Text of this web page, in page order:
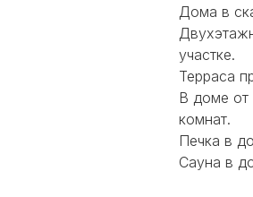
Дома в
участке.
Терраса
В доме от
комнат.
Печка в
Сауна в